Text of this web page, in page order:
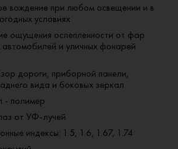
вождение при любом освещении и в
условиях
ощущения ослепленности от фар
автомобилей и уличных фонарей
дороги, приборной панели,
вида и боковых зеркал
- полимер
от УФ-лучей
индексы: 1.5, 1.6, 1.67, 1.74